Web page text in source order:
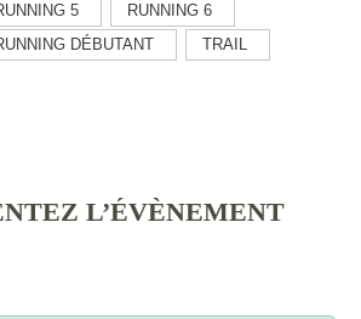
5
RUNNING 6
DÉBUTANT TRAIL
L’ÉVÈNEMENT